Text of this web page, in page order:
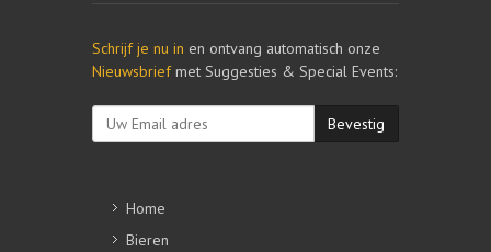
Schrijf je nu in en ontvang automatisch onze
Nieuwsbriefmet Suggesties & Special Events:
Bevestig
Home
Bieren